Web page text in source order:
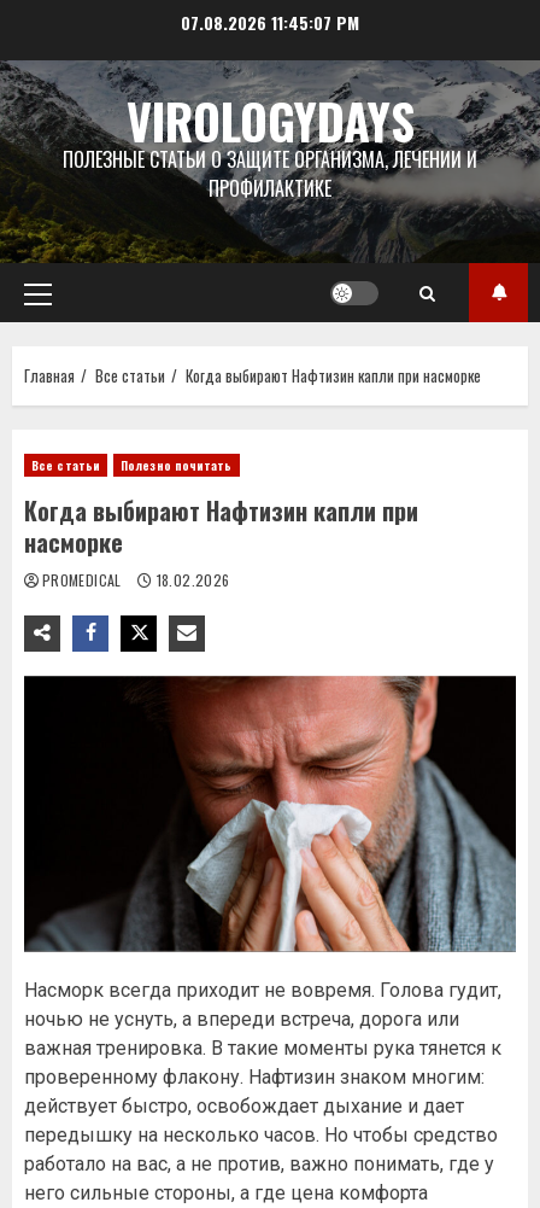
содержимому
07.08.2026 11:45:08 PM
VIROLOGYDAYS
ПОЛЕЗНЫЕ СТАТЬИ О ЗАЩИТЕ ОРГАНИЗМА, ЛЕЧЕНИИ И
ПРОФИЛАКТИКЕ
Основное
меню
Главная Все статьи Когда выбирают Нафтизин капли при насморке
Все статьи Полезно почитать
Когда выбирают Нафтизин капли при
насморке
PROMEDICAL 18.02.2026
Насморк всегда приходит не вовремя. Голова гудит,
ночью не уснуть, а впереди встреча, дорога или
важная тренировка. В такие моменты рука тянется к
проверенному флакону. Нафтизин знаком многим:
действует быстро, освобождает дыхание и дает
передышку на несколько часов. Но чтобы средство
работало на вас, а не против, важно понимать, где у
него сильные стороны, а где цена комфорта